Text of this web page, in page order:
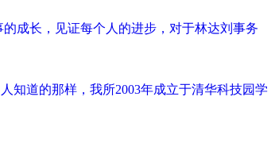
成长，见证每个人的进步，对于林达刘事务
知道的那样，我所2003年成立于清华科技园学